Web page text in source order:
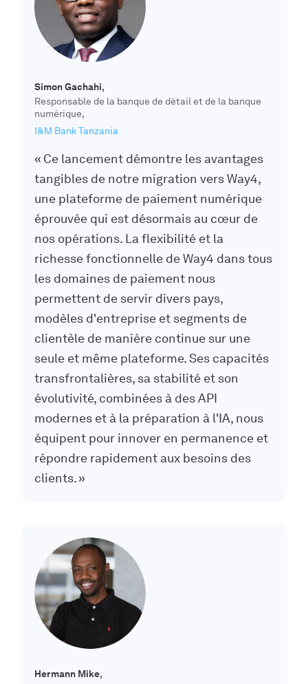
Simon Gachahi
Responsable de la banque de détail et de la banque
numérique
I&M Bank Tanzania
« Ce lancement démontre les avantages
tangibles de notre migration vers Way4,
une plateforme de paiement numérique
éprouvée qui est désormais au cœur de
nos opérations. La flexibilité et la
richesse fonctionnelle de Way4 dans tous
les domaines de paiement nous
permettent de servir divers pays,
modèles d'entreprise et segments de
clientèle de manière continue sur une
seule et même plateforme. Ses capacités
transfrontalières, sa stabilité et son
évolutivité, combinées à des API
modernes et à la préparation à l'IA, nous
équipent pour innover en permanence et
répondre rapidement aux besoins des
clients. »
Hermann Mike